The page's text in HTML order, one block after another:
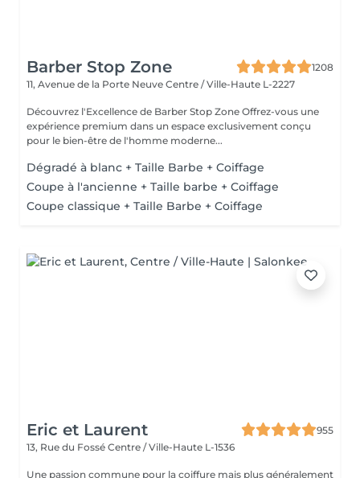
Barber Stop Zone
1208
11, Avenue de la Porte Neuve Centre / Ville-Haute L-2227
Découvrez l'Excellence de Barber Stop Zone Offrez-vous une
expérience premium dans un espace exclusivement conçu
pour le bien-être de l'homme moderne...
Dégradé à blanc + Taille Barbe + Coiffage
Coupe à l'ancienne + Taille barbe + Coiffage
Coupe classique + Taille Barbe + Coiffage
Eric et Laurent
955
13, Rue du Fossé Centre / Ville-Haute L-1536
Une passion commune pour la coiffure mais plus généralement